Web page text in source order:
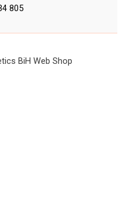
805
BiH Web Shop